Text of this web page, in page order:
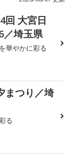
回 大宮日
／埼玉県
華やかに彩る
まつり／埼
る